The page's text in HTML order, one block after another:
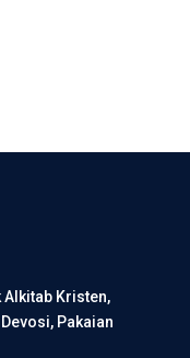
Kristen,
Pakaian